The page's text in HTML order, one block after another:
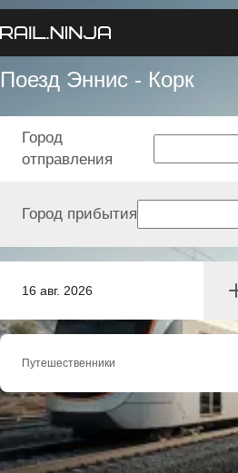
Поезд Эннис - Корк
16 авг. 2026
Город
отправления
Город прибытия
Путешественники